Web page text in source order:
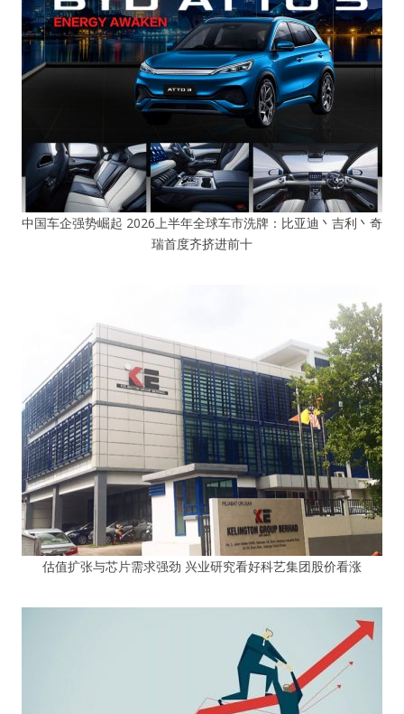
中国车企强势崛起 2026上半年全球车市洗牌：比亚迪丶吉利丶奇
瑞首度齐挤进前十
估值扩张与芯片需求强劲 兴业研究看好科艺集团股价看涨